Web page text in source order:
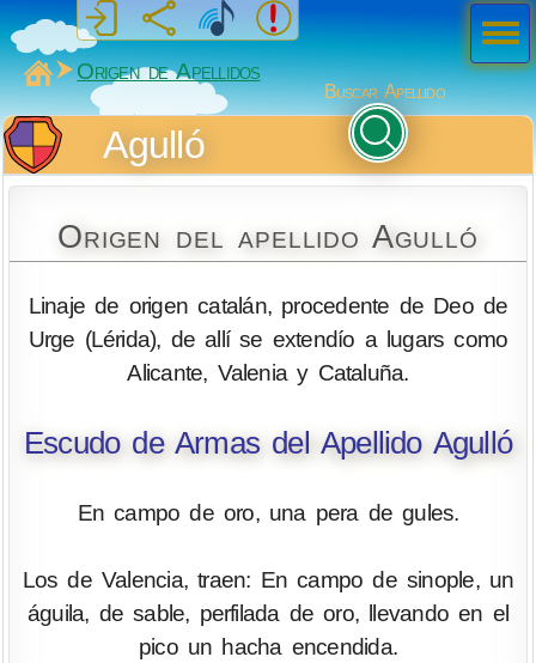
MiSabueso
Origen de Apellidos
Buscar Apellido
Agulló
Origen del apellido Agulló
Linaje de origen catalán, procedente de Deo de
Urge (Lérida), de allí se extendío a lugars como
Alicante, Valenia y Cataluña.
Escudo de Armas del Apellido Agulló
En campo de oro, una pera de gules.
Los de Valencia, traen: En campo de sinople, un
águila, de sable, perfilada de oro, llevando en el
pico un hacha encendida.
Men
ú